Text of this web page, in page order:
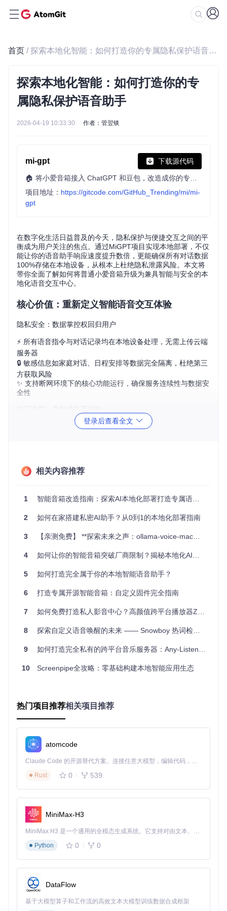
首页 / 探索本地化智能：如何打造你的专属隐私保护语音助手
探索本地化智能：如何打造你的专
属隐私保护语音助手
2026-04-19 10:33:30 作者：管翌锬
mi-gpt 下载源代码
项目地址： https://gitcode.com/GitHub_Trending/mi/mi-
gpt
在数字化生活日益普及的今天，隐私保护与便捷交互之间的平
衡成为用户关注的焦点。通过MiGPT项目实现本地部署，不仅
能让你的语音助手响应速度提升数倍，更能确保所有对话数据
100%存储在本地设备，从根本上杜绝隐私泄露风险。本文将
带你全面了解如何将普通小爱音箱升级为兼具智能与安全的本
地化语音交互中心。
核心价值：重新定义智能语音交互体验
隐私安全：数据掌控权回归用户
⚡️ 所有语音指令与对话记录均在本地设备处理，无需上传云端
服务器
🔒 敏感信息如家庭对话、日程安排等数据完全隔离，杜绝第三
方获取风险
✨ 支持断网环境下的核心功能运行，确保服务连续性与数据安
全性
⚡️ 本地模型处理平均响应时间<0.5秒，比云端方案快3-5倍
音交互状态
应用场景：本地化智能的多元价值
家庭场景：打造专属语音交互中心
想象这样的清晨：当你说"小爱同学，今天天气如何"，音箱立
即播报本地天气预报；询问"提醒我下午3点开会"，日程直接存
储在本地数据库；指令"打开客厅灯光"，智能家居设备瞬间响
应。这一切都在没有网络连接的情况下完成，数据完全保存在
你的家庭服务器中。
文档、设置会议提醒、记录灵感笔记。所有语音转文字内容均
需要严格数据保密的金融、法律等行业使用。
离线场景：网络中断时的可靠助手
于网络不稳定环境的用户，这种可靠性带来的安全感无可替
代。
实现路径：从准备到部署的完整指南
硬件要求
小爱音箱（任意型号，Pro版本推荐）
10GB可用存储空间（用于模型文件）
# 克隆项目仓库
git clone
登录后查看全文
相关内容推荐
1 智能音箱改造指南：探索AI本地化部署打造专属语音助手
2 如何在家搭建私密AI助手？从0到1的本地化部署指南
3 【亲测免费】 **探索未来之声：ollama-voice-mac，你的私人离线语音助手**
4 如何让你的智能音箱突破厂商限制？揭秘本地化AI助手改造方案
5 如何打造完全属于你的本地智能语音助手？
6 打造专属开源智能音箱：自定义固件完全指南
7 如何免费打造私人影音中心？高颜值跨平台播放器ZyPlayer的终极使用指南
8 探索自定义语音唤醒的未来 —— Snowboy 热词检测引擎
9 如何打造完全私有的跨平台音乐服务器：Any-Listen终极部署指南
10 Screenpipe全攻略：零基础构建本地智能应用生态
热门项目推荐相关项目推荐
atomcode
Claude Code 的开源替代方案。连接任意大模型，编辑代码，运行命令，自动验证 — 全自动执行。用 Rust 构建，极致性能。 ｜ An open-source alternative to Claude Code. Connect any LLM, edit code, run commands, and verify changes — autonomously. Built in Rust for speed. Get Started
Rust
0 539
MiniMax-H3
MiniMax H3 是一个通用的全模态生成系统。它支持对由文本、图像、视频和音频组成的多模态上下文进行统一理解，并能生成分辨率高达 2K、时长可达 15 秒的带原生立体声音频的视频。得益于面向任务泛化的系统设计，H3 在预训练阶段就已具备广泛的多模态上下文理解与生成能力，能够出色地执行复杂的多模态指令。
Python
0 0
DataFlow
基于大模型算子和工作流的高效文本大模型训练数据合成框架